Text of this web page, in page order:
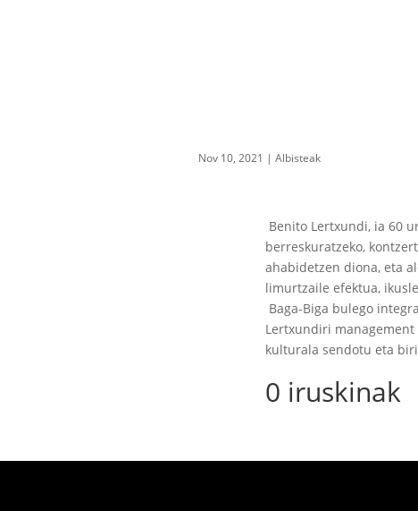
Nov 10, 2021 | Albisteak
Benito Lertxundi, ia 60
berreskuratzeko,
ahabidetzen diona, eta
limurtzaile efektua,
Baga-Biga bulego
Lertxundiri
kulturala sendotu eta
0 iruskinak